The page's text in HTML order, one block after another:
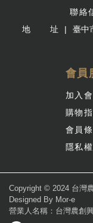
聯絡
地 址
臺中
會員
加入
購物
會員
隱私
Copyright © 2024 台灣
Designed By Mor-e
營業人名稱：台灣農創